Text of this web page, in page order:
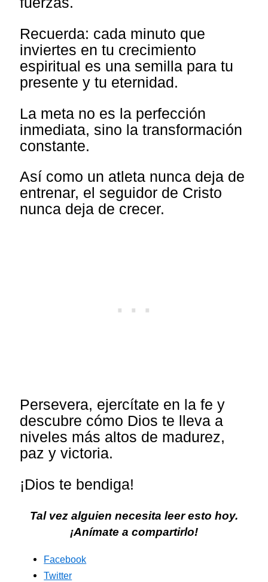
Recuerda: cada minuto que
inviertes en tu crecimiento
espiritual es una semilla para tu
presente y tu eternidad.
La meta no es la perfección
inmediata, sino la transformación
constante.
Así como un atleta nunca deja de
entrenar, el seguidor de Cristo
nunca deja de crecer.
Persevera, ejercítate en la fe y
descubre cómo Dios te lleva a
niveles más altos de madurez,
paz y victoria.
¡Dios te bendiga!
Tal vez alguien necesita leer esto hoy.
¡Anímate a compartirlo!
Facebook
Twitter